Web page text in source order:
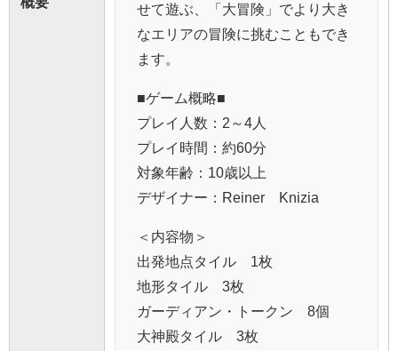
せて遊ぶ、「大冒険」でより大き
なエリアの冒険に挑むこともでき
ます。
■ゲーム概略■
プレイ人数：2～4人
プレイ時間：約60分
対象年齢：10歳以上
デザイナー：Reiner Knizia
＜内容物＞
出発地点タイル 1枚
地形タイル 3枚
ガーディアン・トークン 8個
大神殿タイル 3枚